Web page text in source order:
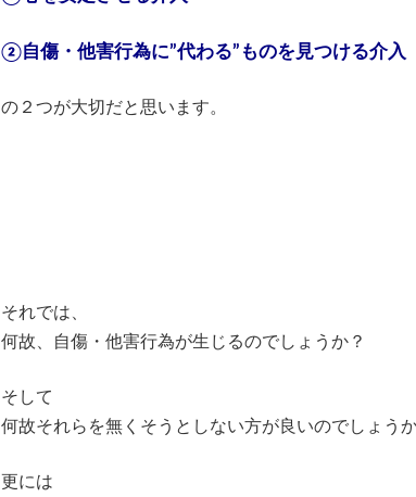
②自傷・他害行為に”代わる”ものを見つける介入
の２つが大切だと思います。
それでは、
何故、自傷・他害行為が生じるのでしょうか？
そして
何故それらを無くそうとしない方が良いのでしょう
更には